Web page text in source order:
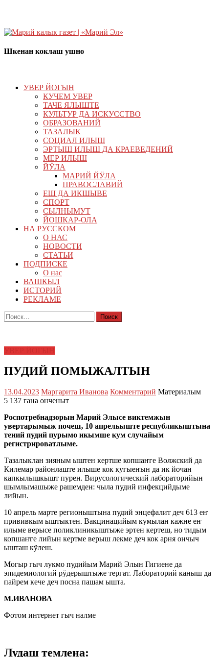
Шкенан коклаш ушно
УВЕР ЙОГЫН
КУЧЕМ УВЕР
ТАЧЕ ЯЛЫШТЕ
КУЛЬТУР ДА ИСКУССТВО
ОБРАЗОВАНИЙ
ТАЗАЛЫК
СОЦИАЛ ИЛЫШ
ЭРТЫШ ИЛЫШ ДА КРАЕВЕДЕНИЙ
МЕР ИЛЫШ
ЙӰЛА
МАРИЙ ЙӰЛА
ПРАВОСЛАВИЙ
ЕШ ДА ИКШЫВЕ
СПОРТ
СЫЛНЫМУТ
ЙОШКАР-ОЛА
НА РУССКОМ
О НАС
НОВОСТИ
СТАТЬИ
ПОДПИСКЕ
О нас
ВАШКЫЛ
ИСТОРИЙ
РЕКЛАМЕ
Найти:
ПУДИЙ ПОМЫЖАЛТЫН
13.04.2023 Маргарита Иванова Комментарий Материалым
5 137 гана онченыт
Роспотребнадзорын Марий Элысе виктемжын
увертарымыж почеш, 10 апрельыште республикыштына
тений пудий пурымо икымше кум случайым
регистрироватлыме.
Тазалыклан зияным ыштен кертше копшаҥге Волжский да
Килемар районлаште илыше кок кугыеҥын да ик йочан
капкылышкышт пурен. Вирусологический лабораторийын
шымлымашыже рашемден: чыла пудий инфекцийдыме
лийын.
10 апрель марте регионыштына пудий энцефалит деч 613 еҥ
прививкым ыштыктен. Вакцинацийым кумылан кажне еҥ
илыме верысе поликлиникыштыже эртен кертеш, но тидым
копшаҥге лийын кертме верыш лекме деч кок арня ончыч
ышташ кӱлеш.
Могыр гыч лукмо пудийым Марий Элын Гигиене да
эпидемиологий рӱдерыштыже тергат. Лабораторий каныш да
пайрем кече деч посна пашам ышта.
М.ИВАНОВА
Фотом интернет гыч налме
Лудаш темлена: